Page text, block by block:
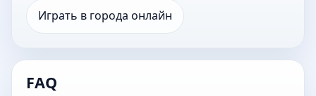
Играть в города онлайн
FAQ